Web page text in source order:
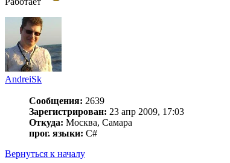
AndreiSk
Сообщения: 2639
Зарегистрирован: 23 апр 2009, 17:03
Откуда: Москва, Самара
прог. языки: C#
Вернуться к началу